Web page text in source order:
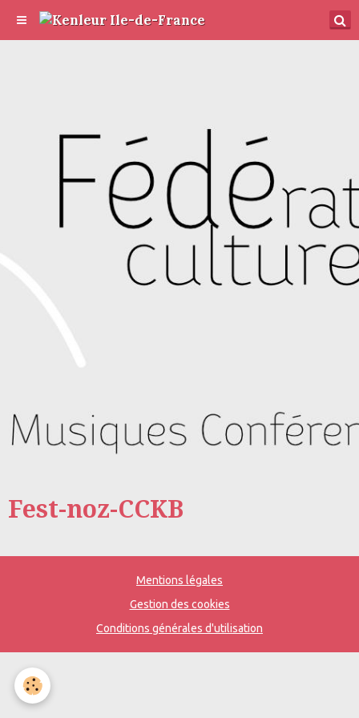
Fest-noz-CCKB
Mentions légales
Gestion des cookies
Conditions générales d'utilisation